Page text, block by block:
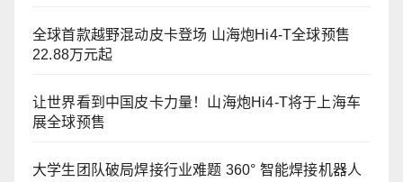
全球首款越野混动皮卡登场 山海炮Hi4-T全球预售
22.88万元起
让世界看到中国皮卡力量！山海炮Hi4-T将于上海车
展全球预售
大学生团队破局焊接行业难题 360° 智能焊接机器人